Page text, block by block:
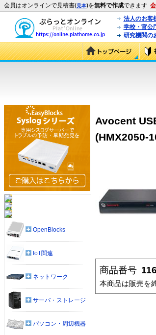
会員はオンラインで見積書(見本)を無料で作成できます
法人のお客
学校・官公
研究機関の
Avocent
(HMX2050-
商品番号
本商品は販売を
OpenBlocks
IoT関連
ネットワーク
サーバ・ストレージ
パソコン・周辺機器